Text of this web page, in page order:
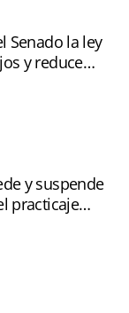
Senado la ley
y reduce
y suspende
practicaje